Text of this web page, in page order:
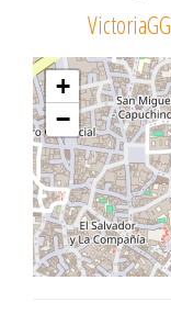
VictoriaGG
+
−